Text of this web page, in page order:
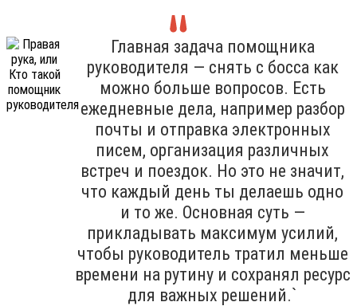
Главная задача помощника
руководителя — снять с босса как
можно больше вопросов. Есть
ежедневные дела, например разбор
почты и отправка электронных
писем, организация различных
встреч и поездок. Но это не значит,
что каждый день ты делаешь одно
и то же. Основная суть —
прикладывать максимум усилий,
чтобы руководитель тратил меньше
времени на рутину и сохранял ресурс
для важных решений.`